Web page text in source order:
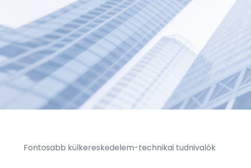
Fontosabb külkereskedelem-technikai tudnivalók